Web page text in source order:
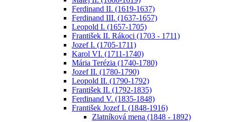
Ferdinand II. (1619-1637)
Ferdinand III. (1637-1657)
Leopold I. (1657-1705)
František II. Rákoci (1703 - 1711)
Jozef I. (1705-1711)
Karol VI. (1711-1740)
Mária Terézia (1740-1780)
Jozef II. (1780-1790)
Leopold II. (1790-1792)
František II. (1792-1835)
Ferdinand V. (1835-1848)
František Jozef I. (1848-1916)
Zlatníková mena (1848 - 1892)